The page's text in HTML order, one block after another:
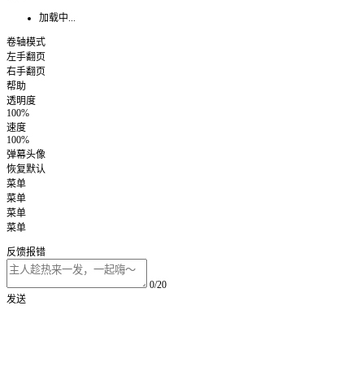
加载中...
卷轴模式
左手翻页
右手翻页
帮助
透明度
100%
速度
100%
弹幕头像
恢复默认
菜单
菜单
菜单
菜单
反馈报错
0/20
发送